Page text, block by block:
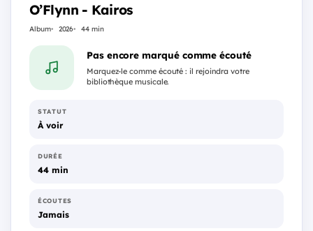
O’Flynn - Kairos
Album 2026 44 min
Pas encore marqué comme écouté
Marquez-le comme écouté : il rejoindra votre
bibliothèque musicale.
STATUT
À voir
DURÉE
44 min
ÉCOUTES
Jamais